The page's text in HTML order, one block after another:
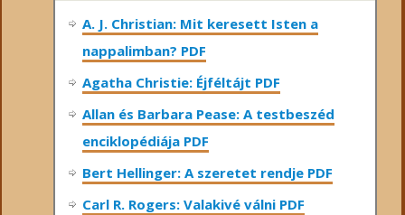
A. J. Christian: Mit keresett Isten a
nappalimban? PDF
Agatha Christie: Éjféltájt PDF
Allan és Barbara Pease: A testbeszéd
enciklopédiája PDF
Bert Hellinger: A ​szeretet rendje PDF
Carl R. Rogers: Valakivé válni PDF